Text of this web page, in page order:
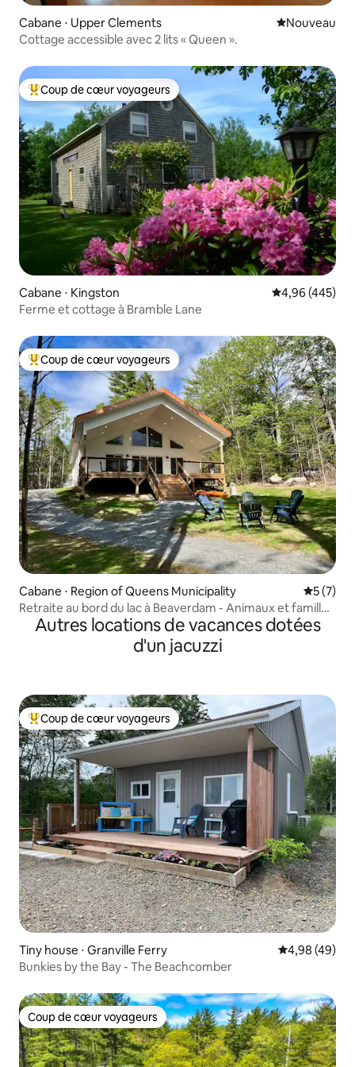
Cabane ⋅ Upper Clements Nouvel
Nouveau
Cottage accessible avec 2 lits « Queen ».
Coups de cœur voyageurs les plus appréciés
Coup de cœur voyageurs
Cabane ⋅ Kingston Évaluation
4,96 (445)
Ferme et cottage à Bramble Lane
Coups de cœur voyageurs les plus appréciés
Coup de cœur voyageurs
Cabane ⋅ Region of Queens Municipality
5 (7)
Retraite au bord du lac à Beaverdam - Animaux et familles
acceptés
Autres locations de vacances dotées
d'un jacuzzi
Coups de cœur voyageurs les plus appréciés
Coup de cœur voyageurs
Tiny house ⋅ Granville Ferry Évaluation
4,98 (49)
Bunkies by the Bay - The Beachcomber
Coup de cœur voyageurs
Coup de cœur voyageurs